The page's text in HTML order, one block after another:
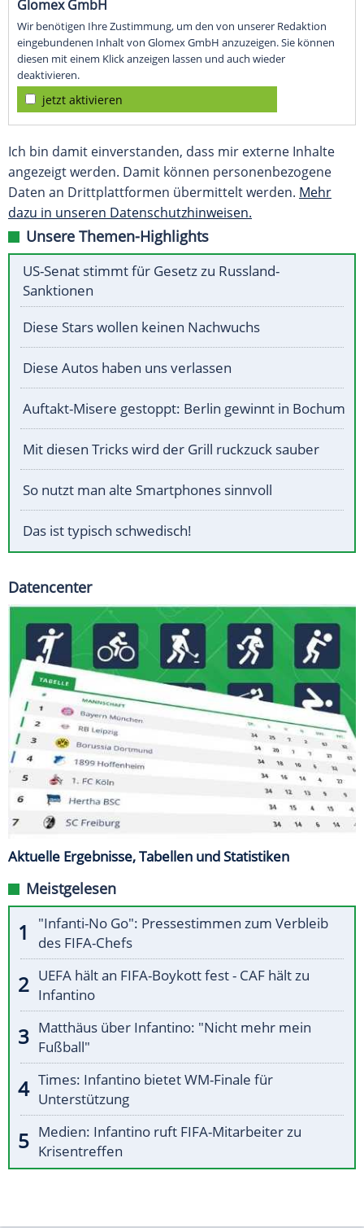
Glomex GmbH
Wir benötigen Ihre Zustimmung, um den von unserer Redaktion
eingebundenen Inhalt von Glomex GmbH anzuzeigen. Sie können
diesen mit einem Klick anzeigen lassen und auch wieder
deaktivieren.
jetzt aktivieren
Ich bin damit einverstanden, dass mir externe Inhalte
angezeigt werden. Damit können personenbezogene
Daten an Drittplattformen übermittelt werden. Mehr
dazu in unseren Datenschutzhinweisen.
Unsere Themen-Highlights
US-Senat stimmt für Gesetz zu Russland-
Sanktionen
Diese Stars wollen keinen Nachwuchs
Diese Autos haben uns verlassen
Auftakt-Misere gestoppt: Berlin gewinnt in Bochum
Mit diesen Tricks wird der Grill ruckzuck sauber
So nutzt man alte Smartphones sinnvoll
Das ist typisch schwedisch!
Datencenter
Aktuelle Ergebnisse, Tabellen und Statistiken
Meistgelesen
"Infanti-No Go": Pressestimmen zum Verbleib
des FIFA-Chefs
UEFA hält an FIFA-Boykott fest - CAF hält zu
Infantino
Matthäus über Infantino: "Nicht mehr mein
Fußball"
Times: Infantino bietet WM-Finale für
Unterstützung
Medien: Infantino ruft FIFA-Mitarbeiter zu
Krisentreffen